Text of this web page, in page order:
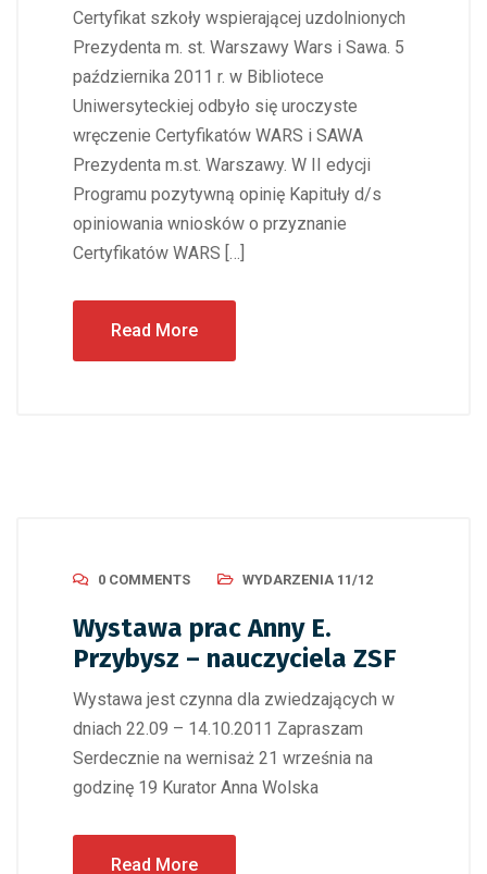
Certyfikat szkoły wspierającej uzdolnionych
Prezydenta m. st. Warszawy Wars i Sawa. 5
października 2011 r. w Bibliotece
Uniwersyteckiej odbyło się uroczyste
wręczenie Certyfikatów WARS i SAWA
Prezydenta m.st. Warszawy. W II edycji
Programu pozytywną opinię Kapituły d/s
opiniowania wniosków o przyznanie
Certyfikatów WARS […]
Read More
0 COMMENTS WYDARZENIA 11/12
Wystawa prac Anny E.
Przybysz – nauczyciela ZSF
Wystawa jest czynna dla zwiedzających w
dniach 22.09 – 14.10.2011 Zapraszam
Serdecznie na wernisaż 21 września na
godzinę 19 Kurator Anna Wolska
Read More